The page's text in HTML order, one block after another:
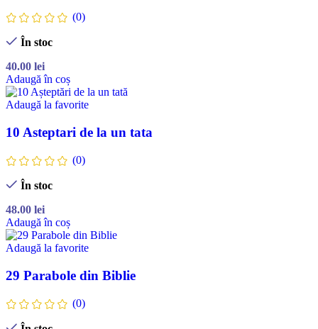
(0)
În stoc
40.00 lei
Adaugă în coș
Adaugă la favorite
10 Asteptari de la un tata
(0)
În stoc
48.00 lei
Adaugă în coș
Adaugă la favorite
29 Parabole din Biblie
(0)